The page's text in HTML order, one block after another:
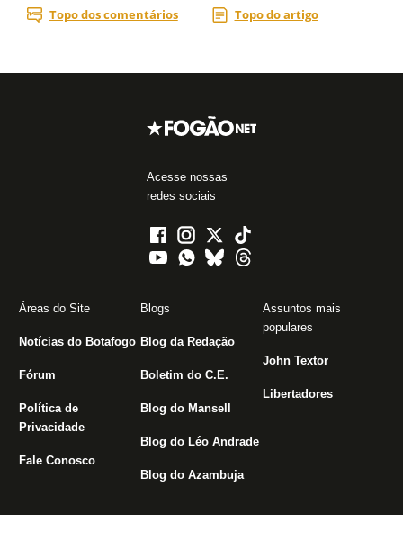
Acesse nossas
redes sociais
Áreas do Site
Notícias do Botafogo
Fórum
Política de
Privacidade
Fale Conosco
Blogs
Blog da Redação
Boletim do C.E.
Blog do Mansell
Blog do Léo Andrade
Blog do Azambuja
Assuntos mais
populares
John Textor
Libertadores